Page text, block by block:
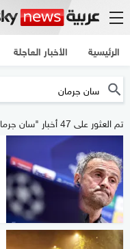
الرئيسية الأخبار العاجلة
تم العثور على 47 أخبار "سان جرمان"